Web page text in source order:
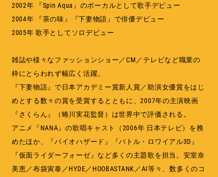
2002年 『Spin Aqua』のボーカルとして歌手デビュー
2004年 『茶の味』『下妻物語』で俳優デビュー
2005年 歌手としてソロデビュー
雑誌や様々なファッションショー／CM／テレビなど職業の
枠にとらわれず幅広く活躍。
『下妻物語』で日本アカデミー賞新人賞／助演女優賞をはじ
めとする数々の賞を受賞するとともに、2007年の主演映画
『さくらん』（蜷川実花監督）は世界中で評価される。
アニメ『NANA』の歌唱キャスト（2006年 日本テレビ）を務
めたほか、『バイオハザード』『バトル・ロワイアル3D』
『仮面ライダーフォーゼ』など多くの主題歌を担当。安室奈
美恵／布袋寅泰／HYDE／HOOBASTANK／AI等々、数多くのコ